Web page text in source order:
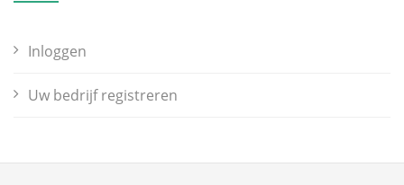
Inloggen
Uw bedrijf registreren